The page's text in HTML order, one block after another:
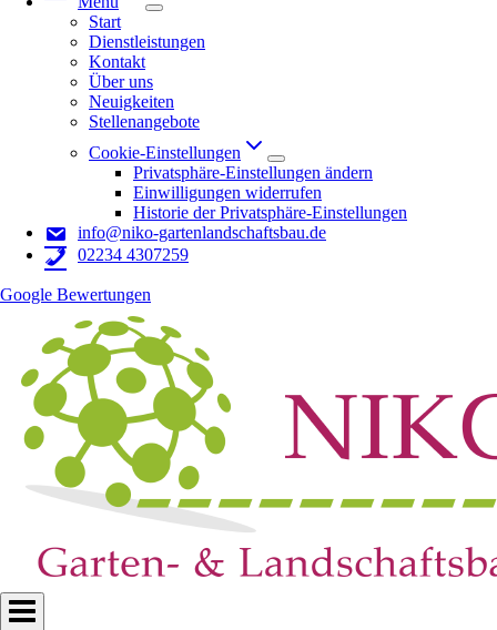
Start
Dienstleistungen
Kontakt
Über uns
Neuigkeiten
Stellenangebote
Cookie-Einstellungen
Privatsphäre-Einstellungen ändern
Einwilligungen widerrufen
Historie der Privatsphäre-Einstellungen
info@niko-gartenlandschaftsbau.de
02234 4307259
Google Bewertungen